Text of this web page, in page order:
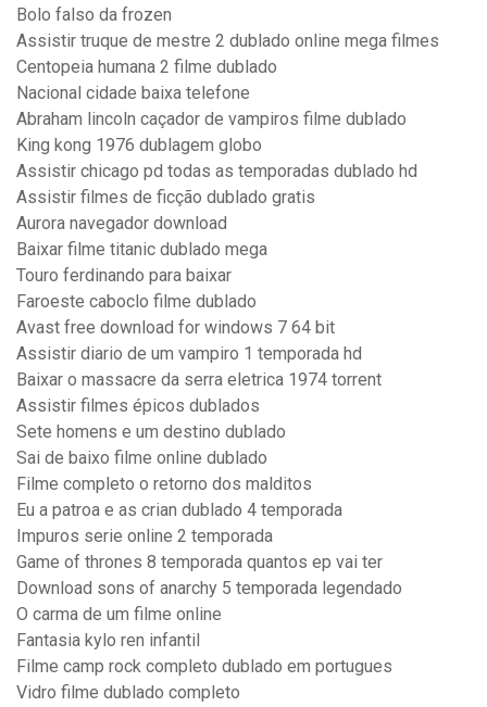
Bolo falso da frozen
Assistir truque de mestre 2 dublado online mega filmes
Centopeia humana 2 filme dublado
Nacional cidade baixa telefone
Abraham lincoln caçador de vampiros filme dublado
King kong 1976 dublagem globo
Assistir chicago pd todas as temporadas dublado hd
Assistir filmes de ficção dublado gratis
Aurora navegador download
Baixar filme titanic dublado mega
Touro ferdinando para baixar
Faroeste caboclo filme dublado
Avast free download for windows 7 64 bit
Assistir diario de um vampiro 1 temporada hd
Baixar o massacre da serra eletrica 1974 torrent
Assistir filmes épicos dublados
Sete homens e um destino dublado
Sai de baixo filme online dublado
Filme completo o retorno dos malditos
Eu a patroa e as crian dublado 4 temporada
Impuros serie online 2 temporada
Game of thrones 8 temporada quantos ep vai ter
Download sons of anarchy 5 temporada legendado
O carma de um filme online
Fantasia kylo ren infantil
Filme camp rock completo dublado em portugues
Vidro filme dublado completo